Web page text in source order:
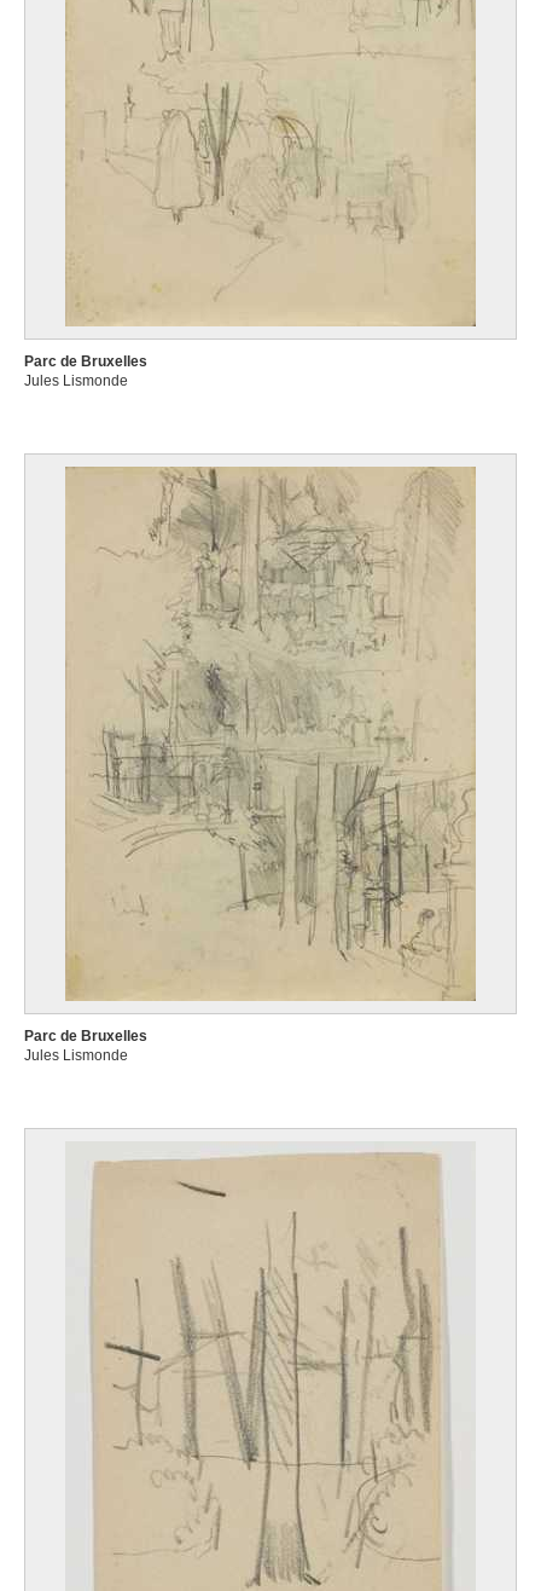
Parc de Bruxelles
Jules Lismonde
Parc de Bruxelles
Jules Lismonde